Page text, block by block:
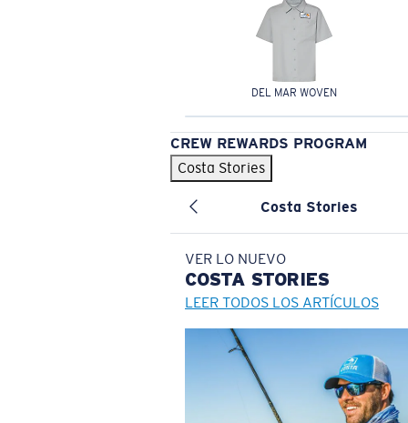
DEL MAR WOVEN
CREW REWARDS PROGRAM
Costa Stories
Costa Stories
VER LO NUEVO
COSTA STORIES
LEER TODOS LOS ARTÍCULOS